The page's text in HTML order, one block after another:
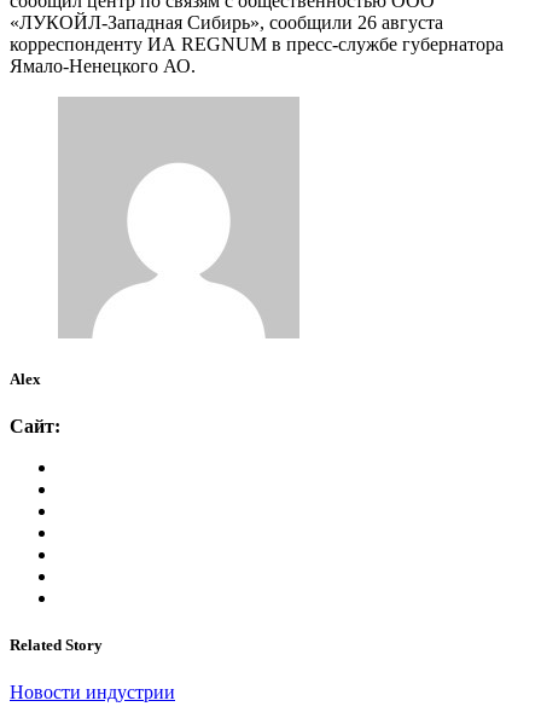
«ЛУКОЙЛ-Западная Сибирь», сообщили 26 августа
корреспонденту ИА REGNUM в пресс-службе губернатора
Ямало-Ненецкого АО.
Alex
Сайт:
Related Story
Новости индустрии